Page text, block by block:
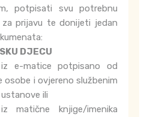
potpisati svu potrebnu
za prijavu te donijeti jedan
DJECU
e-matice potpisano od
osobe i ovjereno službenim
ili
matične knjige/imenika